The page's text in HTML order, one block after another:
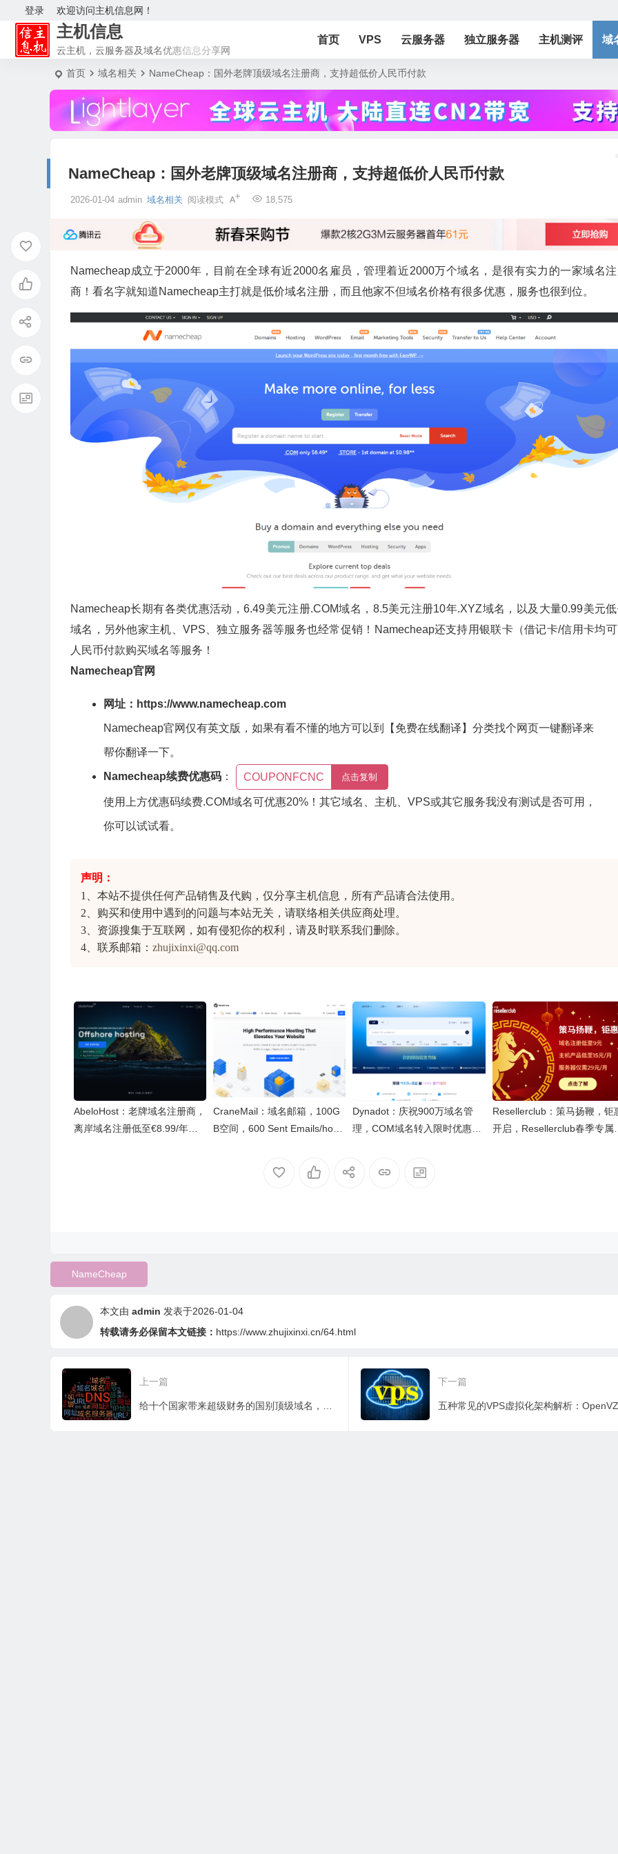
欢迎访问主机信息网！
登录
主机信息
云主机，云服务器及域名优惠信息分享网
首页 VPS 云服务器 独立服务器 主机测评 域
首页 域名相关 NameCheap：国外老牌顶级域名注册商，支持超低价人民币付款
NameCheap：国外老牌顶级域名注册商，支持超低价人民币付款
2026-01-04 admin 域名相关 18,575
阅读模式
Namecheap成立于2000年，目前在全球有近2000名雇员，管理着近2000万个域名，是很有实力的一家域名
商！看名字就知道Namecheap主打就是低价域名注册，而且他家不但域名价格有很多优惠，服务也很到位。
Namecheap长期有各类优惠活动，6.49美元注册.COM域名，8.5美元注册10年.XYZ域名，以及大量0.99美元
域名，另外他家主机、VPS、独立服务器等服务也经常促销！Namecheap还支持用银联卡（借记卡/信用卡均
人民币付款购买域名等服务！
Namecheap官网
网址： https://www.namecheap.com
Namecheap官网仅有英文版，如果有看不懂的地方可以到【免费在线翻译】分类找个网页一键翻译来
帮你翻译一下。
Namecheap续费优惠码 ： 点击复制
COUPONFCNC
使用上方优惠码续费.COM域名可优惠20%！其它域名、主机、VPS或其它服务我没有测试是否可用，
你可以试试看。
声明：
1、本站不提供任何产品销售及代购，仅分享主机信息 ，所有产品请合法使用。
2、购买和使用中遇到的问题与本站无关，请联络相关供应商处理。
3、资源搜集于互联网，如有侵犯你的权利，请及时联系我们删除。
4、联系邮箱： zhujixinxi@qq.com
AbeloHost：老牌域名注册商，
离岸域名注册低至€8.99/年，
CraneMail：域名邮箱，100G
B空间，600 Sent Emails/hour
Dynadot：庆祝900万域名管
理，COM域名转入限时优惠69
Resellerclub：策马扬鞭，钜
开启，Resellerclub春季专属
NameCheap
本文由 admin 发表于2026-01-04
转载请务必保留本文链接： https://www.zhujixinxi.cn/64.html
上一篇 下一篇